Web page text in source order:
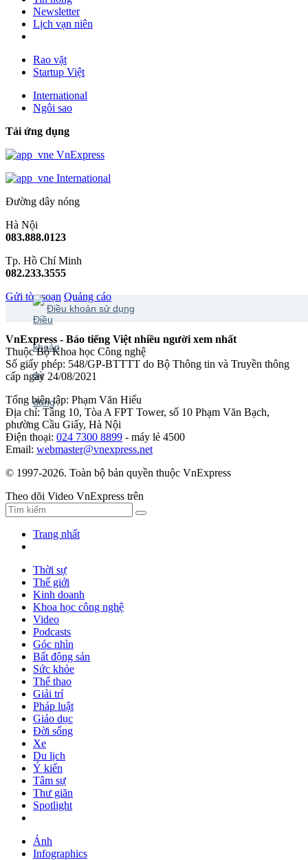
Newsletter
Lịch vạn niên
Rao vặt
Startup Việt
International
Ngôi sao
Tải ứng dụng
VnExpress
International
Đường dây nóng
Hà Nội
083.888.0123
Tp. Hồ Chí Minh
082.233.3555
Gửi tòa soạn Quảng cáo
Điều khoản sử dụng
VnExpress - Báo tiếng Việt nhiều người xem nhất
Thuộc Bộ Khoa học Công nghệ
Số giấy phép: 548/GP-BTTTT do Bộ Thông tin và Truyền thông
cấp ngày 24/08/2021
Tổng biên tập: Phạm Văn Hiếu
Địa chỉ: Tầng 10, Tòa A FPT Tower, số 10 Phạm Văn Bạch,
phường Cầu Giấy, Hà Nội
Điện thoại: 024 7300 8899 - máy lẻ 4500
Email: webmaster@vnexpress.net
© 1997-2026. Toàn bộ bản quyền thuộc VnExpress
Theo dõi Video VnExpress trên
Trang nhất
Thời sự
Thế giới
Kinh doanh
Khoa học công nghệ
Video
Podcasts
Góc nhìn
Bất động sản
Sức khỏe
Thể thao
Giải trí
Pháp luật
Giáo dục
Đời sống
Xe
Du lịch
Ý kiến
Tâm sự
Thư giãn
Spotlight
Ảnh
Infographics